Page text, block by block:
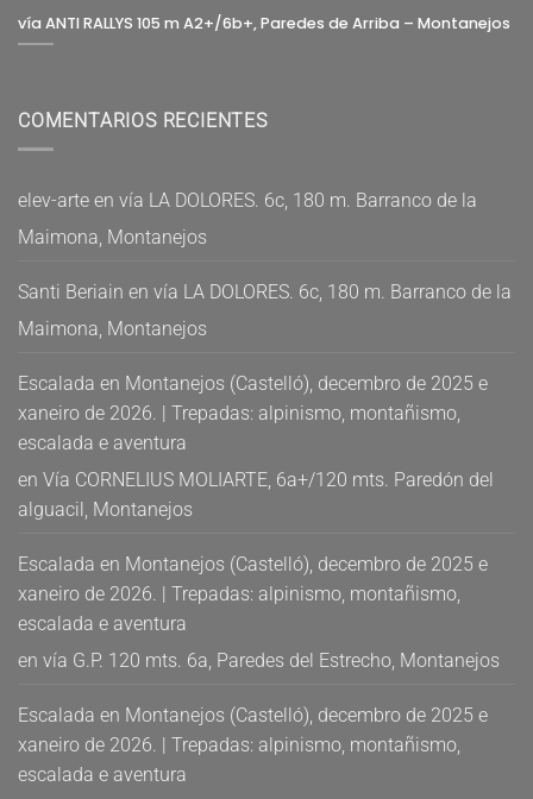
vía ANTI RALLYS 105 m A2+/6b+, Paredes de Arriba – Montanejos
COMENTARIOS RECIENTES
elev-arte en vía LA DOLORES. 6c, 180 m. Barranco de la
Maimona, Montanejos
Santi Beriain en vía LA DOLORES. 6c, 180 m. Barranco de la
Maimona, Montanejos
Escalada en Montanejos (Castelló), decembro de 2025 e
xaneiro de 2026. | Trepadas: alpinismo, montañismo,
escalada e aventura
en Vía CORNELIUS MOLIARTE, 6a+/120 mts. Paredón del
alguacil, Montanejos
Escalada en Montanejos (Castelló), decembro de 2025 e
xaneiro de 2026. | Trepadas: alpinismo, montañismo,
escalada e aventura
en vía G.P. 120 mts. 6a, Paredes del Estrecho, Montanejos
Escalada en Montanejos (Castelló), decembro de 2025 e
xaneiro de 2026. | Trepadas: alpinismo, montañismo,
escalada e aventura